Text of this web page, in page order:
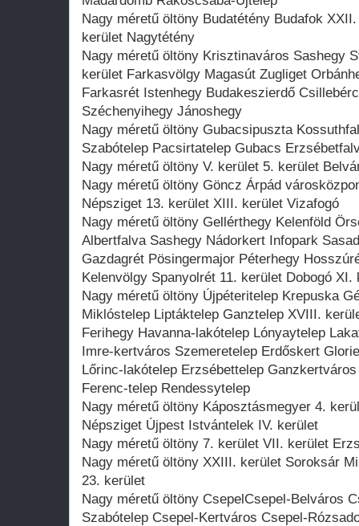
Nagy méretű öltöny Budatétény Budafok
kerület Nagytétény
Nagy méretű öltöny Krisztinaváros Sashegy
kerület Farkasvölgy Magasút Zugliget
Farkasrét Istenhegy Budakeszierdő
Széchenyihegy Jánoshegy
Nagy méretű öltöny Gubacsipuszta
Szabótelep Pacsirtatelep Gubacs
Nagy méretű öltöny V. kerület 5. kerület
Nagy méretű öltöny Göncz Árpád
Népsziget 13. kerület XIII. kerület Vizafogó
Nagy méretű öltöny Gellérthegy Kelenföld
Albertfalva Sashegy Nádorkert Infopark
Gazdagrét Pösingermajor Péterhegy
Kelenvölgy Spanyolrét 11. kerület Dobogó XI.
Nagy méretű öltöny Újpéteritelep Krepuska
Miklóstelep Liptáktelep Ganztelep XVIII.
Ferihegy Havanna-lakótelep Lónyaytelep
Imre-kertváros Szemeretelep Erdőskert
Lőrinc-lakótelep Erzsébettelep
Ferenc-telep Rendessytelep
Nagy méretű öltöny Káposztásmegyer 4.
Népsziget Újpest Istvántelek IV. kerület
Nagy méretű öltöny 7. kerület VII. kerület
Nagy méretű öltöny XXIII. kerület Soroksár
23. kerület
Nagy méretű öltöny CsepelCsepel-Belváros
Szabótelep Csepel-Kertváros Csepel-